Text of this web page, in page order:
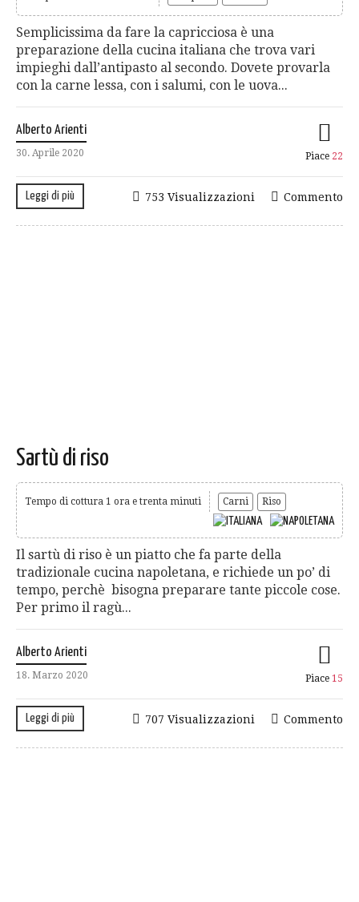
Semplicissima da fare la capricciosa è una
preparazione della cucina italiana che trova vari
impieghi dall’antipasto al secondo. Dovete provarla
con la carne lessa, con i salumi, con le uova...
Alberto Arienti
30. Aprile 2020 Piace 22
Leggi di più Commento
753 Visualizzazioni
Sartù di riso
Tempo di cottura 1 ora e trenta minuti Carni Riso
Il sartù di riso è un piatto che fa parte della
tradizionale cucina napoletana, e richiede un po’ di
tempo, perchè bisogna preparare tante piccole cose.
Per primo il ragù...
Alberto Arienti
18. Marzo 2020 Piace 15
Leggi di più Commento
707 Visualizzazioni